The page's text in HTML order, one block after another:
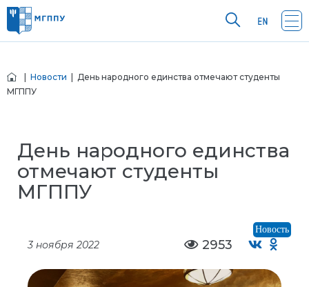
Новости | День народного единства отмечают студенты
МГППУ
День народного единства
отмечают студенты
МГППУ
Новость
3 ноября 2022 2953